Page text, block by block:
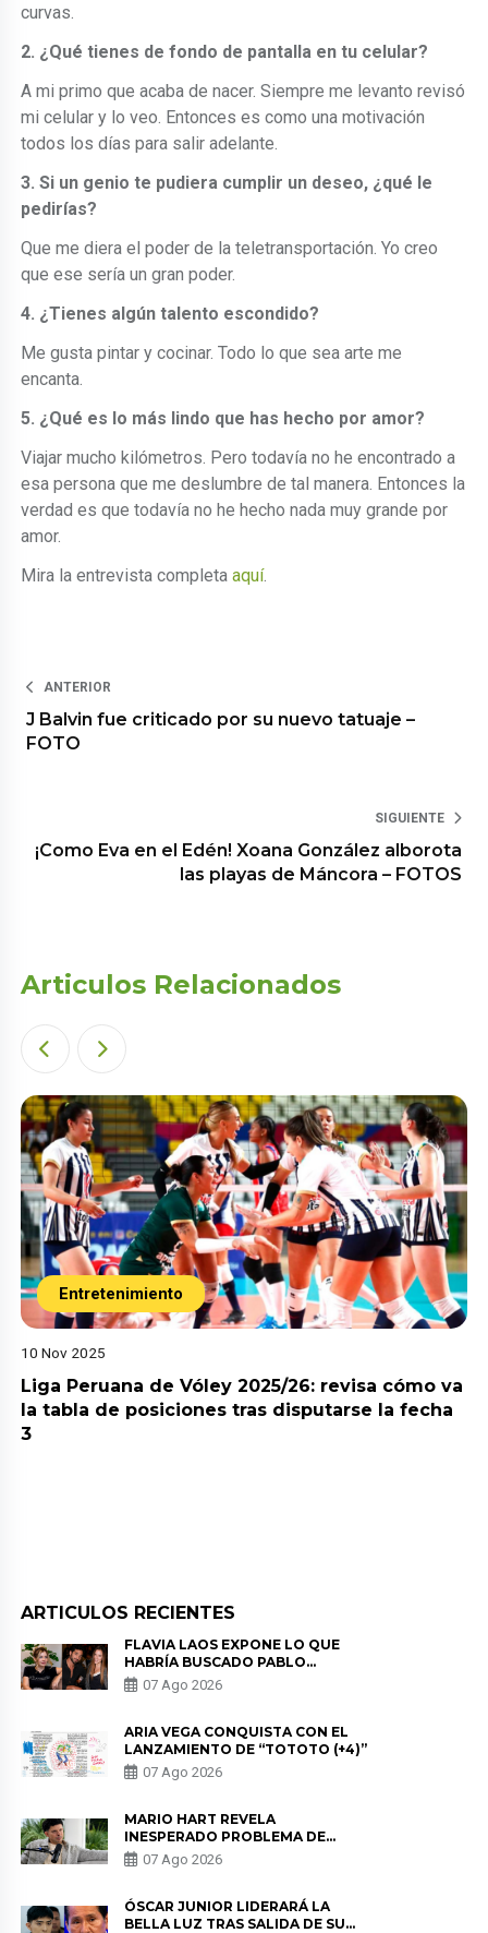
curvas.
2. ¿Qué tienes de fondo de pantalla en tu celular?
A mi primo que acaba de nacer. Siempre me levanto revisó
mi celular y lo veo. Entonces es como una motivación
todos los días para salir adelante.
3. Si un genio te pudiera cumplir un deseo, ¿qué le
pedirías?
Que me diera el poder de la teletransportación. Yo creo
que ese sería un gran poder.
4. ¿Tienes algún talento escondido?
Me gusta pintar y cocinar. Todo lo que sea arte me
encanta.
5. ¿Qué es lo más lindo que has hecho por amor?
Viajar mucho kilómetros. Pero todavía no he encontrado a
esa persona que me deslumbre de tal manera. Entonces la
verdad es que todavía no he hecho nada muy grande por
amor.
Mira la entrevista completaaquí.
ANTERIOR
J Balvin fue criticado por su nuevo tatuaje –
FOTO
SIGUIENTE
¡Como Eva en el Edén! Xoana González alborota
las playas de Máncora – FOTOS
Articulos Relacionados
Entretenimiento
10 Nov 2025
Liga Peruana de Vóley 2025/26: revisa cómo va
la tabla de posiciones tras disputarse la fecha
3
ARTICULOS RECIENTES
FLAVIA LAOS EXPONE LO QUE
HABRÍA BUSCADO PABLO
HEREDIA CON ALE FULLER: “UNA
DE LAS PARTES QUERÍA EL
07 Ago 2026
ARIA VEGA CONQUISTA CON EL
LANZAMIENTO DE “TOTOTO (+4)”
07 Ago 2026
MARIO HART REVELA
INESPERADO PROBLEMA DE
SALUD ANTES DE SEPARARSE DE
KORINA: “ME ENCONTRARON UN
07 Ago 2026
ÓSCAR JUNIOR LIDERARÁ LA
BELLA LUZ TRAS SALIDA DE SU